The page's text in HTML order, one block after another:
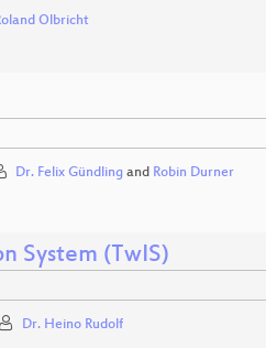
Olbricht
Dr. Felix Gündlingand Robin Durner
System (TwIS)
Dr. Heino Rudolf